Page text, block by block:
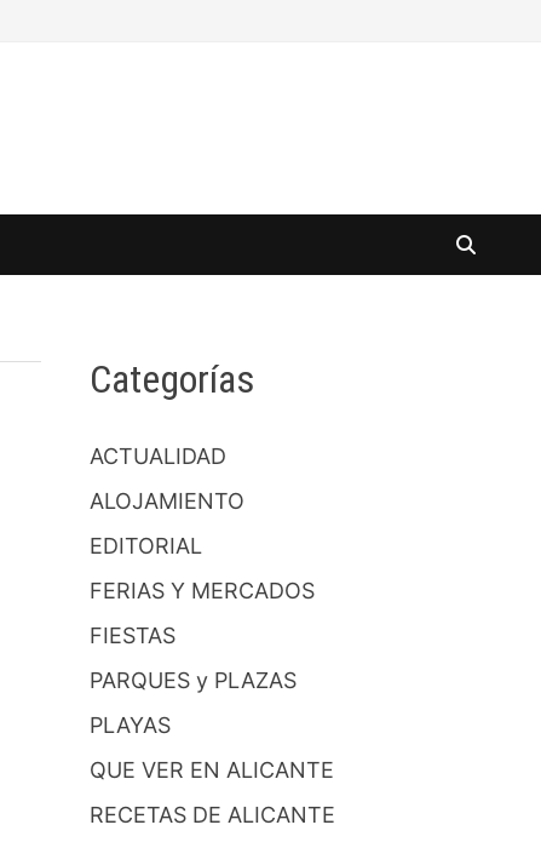
Categorías
ACTUALIDAD
ALOJAMIENTO
EDITORIAL
FERIAS Y MERCADOS
FIESTAS
PARQUES y PLAZAS
PLAYAS
QUE VER EN ALICANTE
RECETAS DE ALICANTE